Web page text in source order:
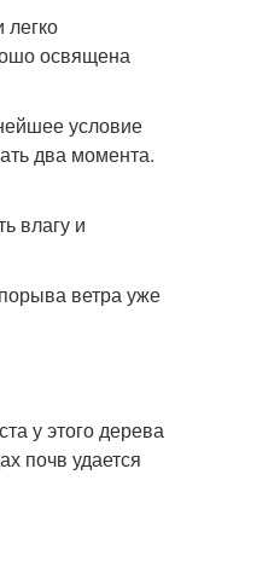
легко
освящена
условие
два момента.
влагу и
ветра уже
у этого дерева
почв удается